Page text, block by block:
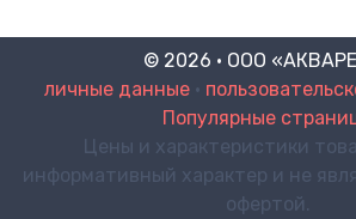
© 2026 · ООО
личные данные•
Популярные
Цены и характеристики
информативный характер и не
офертой.